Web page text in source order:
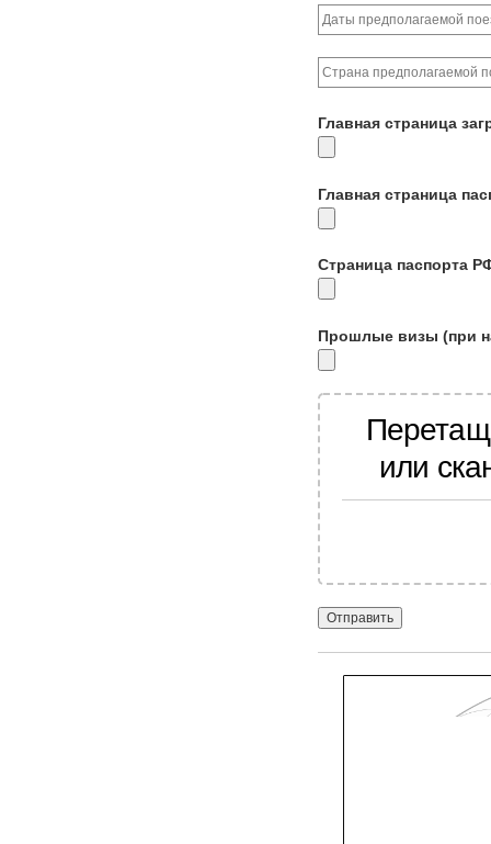
Главная страница
Главная страница
Страница паспорта
Прошлые визы (при
или